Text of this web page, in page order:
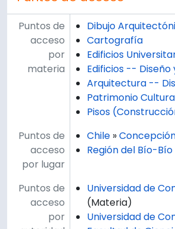
Puntos de
acceso
por
materia
Dibujo
Cartografía
Edificios
Edificios --
Arquitectura --
Patrimonio
Pisos
Puntos de
acceso
por lugar
Chile »
Región del Bío-
Puntos de
acceso
por
Universidad de
(Materia)
Universidad de